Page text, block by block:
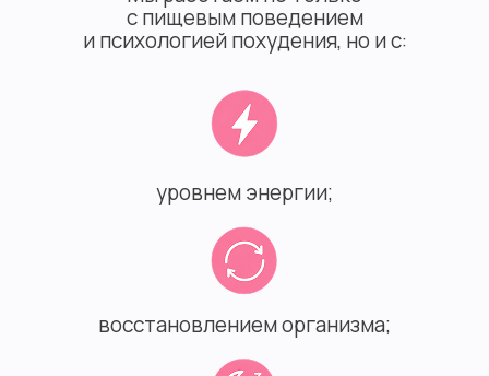
с пищевым поведением
и психологией похудения, но и с:
уровнем энергии;
восстановлением организма;